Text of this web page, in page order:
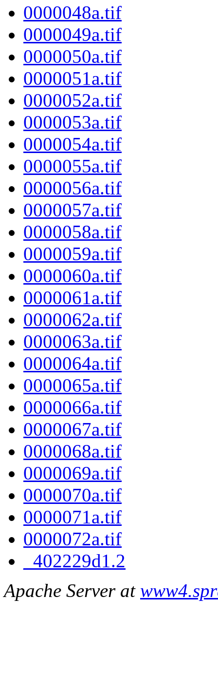
0000048a.tif
0000049a.tif
0000050a.tif
0000051a.tif
0000052a.tif
0000053a.tif
0000054a.tif
0000055a.tif
0000056a.tif
0000057a.tif
0000058a.tif
0000059a.tif
0000060a.tif
0000061a.tif
0000062a.tif
0000063a.tif
0000064a.tif
0000065a.tif
0000066a.tif
0000067a.tif
0000068a.tif
0000069a.tif
0000070a.tif
0000071a.tif
0000072a.tif
_402229d1.2
Apache Server at